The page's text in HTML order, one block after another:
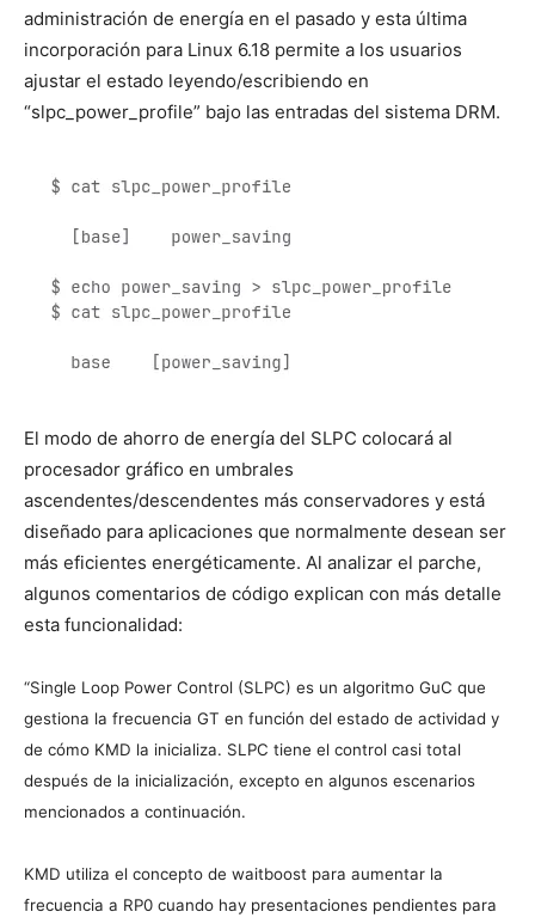
administración de energía en el pasado y esta última
incorporación para Linux 6.18 permite a los usuarios
ajustar el estado leyendo/escribiendo en
“slpc_power_profile” bajo las entradas del sistema DRM.
El modo de ahorro de energía del SLPC colocará al
procesador gráfico en umbrales
ascendentes/descendentes más conservadores y está
diseñado para aplicaciones que normalmente desean ser
más eficientes energéticamente. Al analizar el parche,
algunos comentarios de código explican con más detalle
esta funcionalidad:
“Single Loop Power Control (SLPC) es un algoritmo GuC que
gestiona la frecuencia GT en función del estado de actividad y
de cómo KMD la inicializa. SLPC tiene el control casi total
después de la inicialización, excepto en algunos escenarios
mencionados a continuación.
KMD utiliza el concepto de waitboost para aumentar la
frecuencia a RP0 cuando hay presentaciones pendientes para